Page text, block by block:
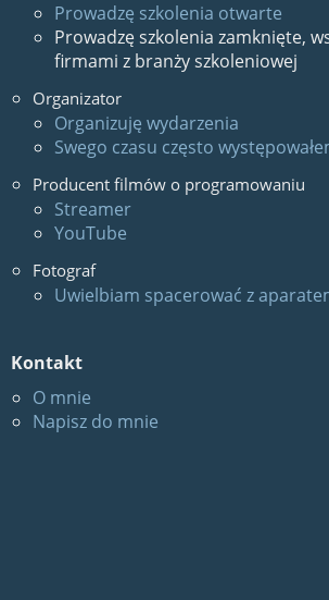
Prowadzę szkolenia otwarte
Prowadzę szkolenia zamknięte,
firmami z branży szkoleniowej
Organizator
Organizuję wydarzenia
Swego czasu często
Producent filmów o programowaniu
Streamer
YouTube
Fotograf
Uwielbiam spacerować z
Kontakt
O mnie
Napisz do mnie